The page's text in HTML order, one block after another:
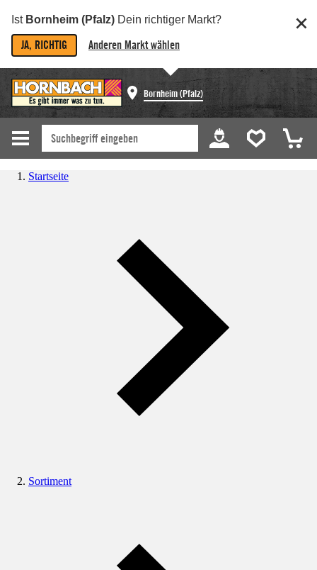
Ist Bornheim (Pfalz) Dein richtiger Markt?
JA, RICHTIG Anderen Markt wählen
Bornheim (Pfalz)
Startseite
Sortiment